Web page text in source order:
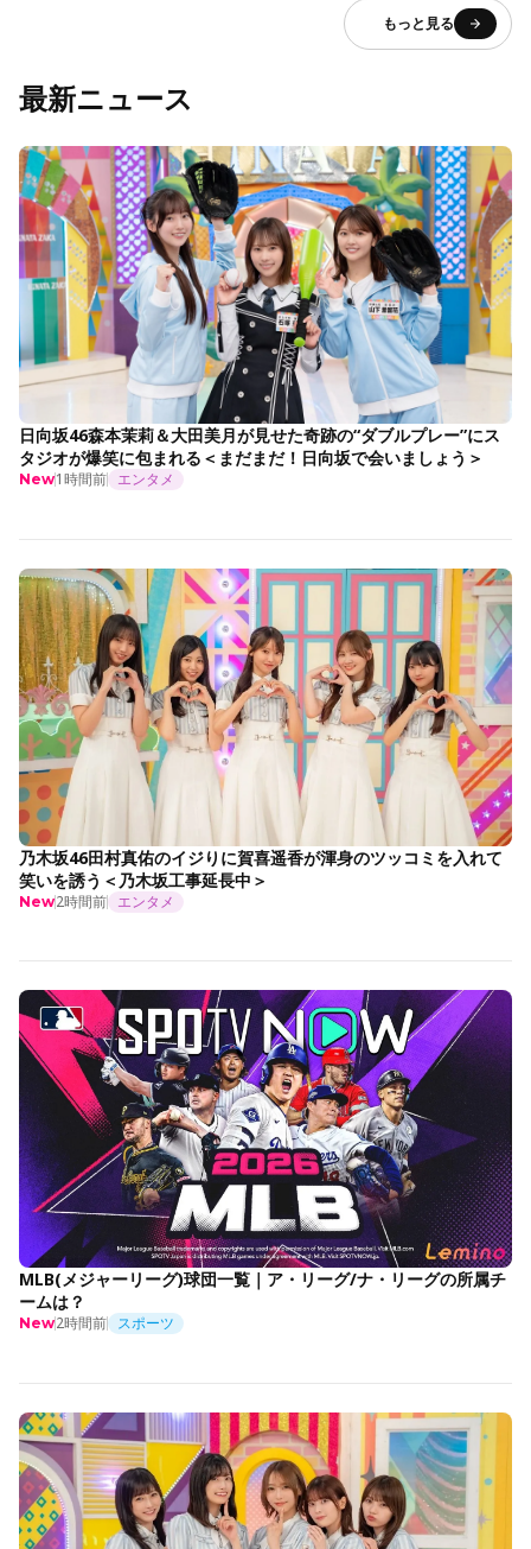
もっと見る
最新ニュース
日向坂46森本茉莉＆大田美月が見せた奇跡の“ダブルプレー”にス
タジオが爆笑に包まれる＜まだまだ！日向坂で会いましょう＞
New1時間前 エンタメ
乃木坂46田村真佑のイジりに賀喜遥香が渾身のツッコミを入れて
笑いを誘う＜乃木坂工事延長中＞
New2時間前 エンタメ
MLB(メジャーリーグ)球団一覧｜ア・リーグ/ナ・リーグの所属チ
ームは？
New2時間前 スポーツ